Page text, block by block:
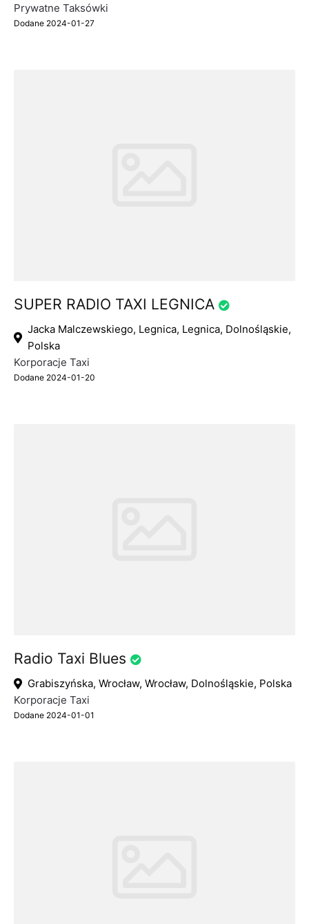
Prywatne Taksówki
Dodane 2024-01-27
SUPER RADIO TAXI LEGNICA
Jacka Malczewskiego, Legnica, Legnica, Dolnośląskie,
Polska
Korporacje Taxi
Dodane 2024-01-20
Radio Taxi Blues
Grabiszyńska, Wrocław, Wrocław, Dolnośląskie, Polska
Korporacje Taxi
Dodane 2024-01-01